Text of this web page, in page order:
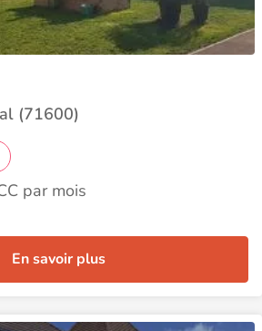
(71600)
par mois
En savoir plus